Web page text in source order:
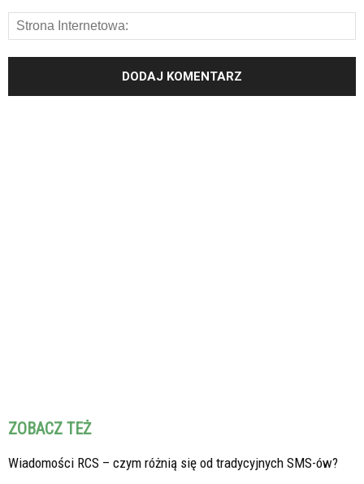
ZOBACZ TEŻ
Wiadomości RCS – czym różnią się od tradycyjnych SMS-ów?